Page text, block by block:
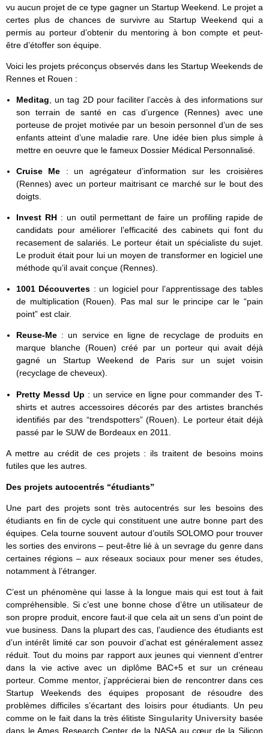
vu aucun projet de ce type gagner un Startup Weekend. Le projet a
certes plus de chances de survivre au Startup Weekend qui a
permis au porteur d’obtenir du mentoring à bon compte et peut-
être d’étoffer son équipe.
Voici les projets préconçus observés dans les Startup Weekends de
Rennes et Rouen :
Meditag , un tag 2D pour faciliter l’accès à des informations sur
son terrain de santé en cas d’urgence (Rennes) avec une
porteuse de projet motivée par un besoin personnel d’un de ses
enfants atteint d’une maladie rare. Une idée bien plus simple à
mettre en oeuvre que le fameux Dossier Médical Personnalisé.
Cruise Me : un agrégateur d’information sur les croisières
(Rennes) avec un porteur maitrisant ce marché sur le bout des
doigts.
Invest RH : un outil permettant de faire un profiling rapide de
candidats pour améliorer l’efficacité des cabinets qui font du
recasement de salariés. Le porteur était un spécialiste du sujet.
Le produit était pour lui un moyen de transformer en logiciel une
méthode qu’il avait conçue (Rennes).
1001 Découvertes : un logiciel pour l’apprentissage des tables
de multiplication (Rouen). Pas mal sur le principe car le “pain
point” est clair.
Reuse-Me : un service en ligne de recyclage de produits en
marque blanche (Rouen) créé par un porteur qui avait déjà
gagné un Startup Weekend de Paris sur un sujet voisin
(recyclage de cheveux).
Pretty Messd Up : un service en ligne pour commander des T-
shirts et autres accessoires décorés par des artistes branchés
identifiés par des “trendspotters” (Rouen). Le porteur était déjà
passé par le SUW de Bordeaux en 2011.
A mettre au crédit de ces projets : ils traitent de besoins moins
futiles que les autres.
Des projets autocentrés “étudiants”
Une part des projets sont très autocentrés sur les besoins des
étudiants en fin de cycle qui constituent une autre bonne part des
équipes. Cela tourne souvent autour d’outils SOLOMO pour trouver
les sorties des environs – peut-être lié à un sevrage du genre dans
certaines régions – aux réseaux sociaux pour mener ses études,
notamment à l’étranger.
C’est un phénomène qui lasse à la longue mais qui est tout à fait
compréhensible. Si c’est une bonne chose d’être un utilisateur de
son propre produit, encore faut-il que cela ait un sens d’un point de
vue business. Dans la plupart des cas, l’audience des étudiants est
d’un intérêt limité car son pouvoir d’achat est généralement assez
réduit. Tout du moins par rapport aux jeunes qui viennent d’entrer
dans la vie active avec un diplôme BAC+5 et sur un créneau
porteur. Comme mentor, j’apprécierai bien de rencontrer dans ces
Startup Weekends des équipes proposant de résoudre des
problèmes difficiles s’écartant des loisirs pour étudiants. Un peu
comme on le fait dans la très élitiste Singularity University basée
dans le Ames Research Center de la NASA au cœur de la Silicon